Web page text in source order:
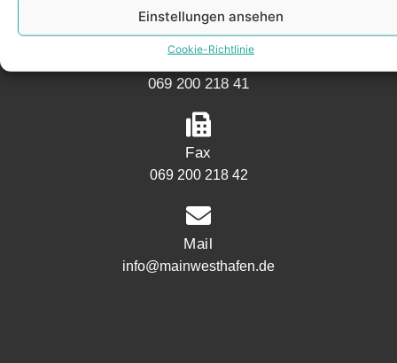
Einstellungen ansehen
Cookie-Richtlinie
Telefon
069 200 218 41
Fax
069 200 218 42
Mail
info@mainwesthafen.de